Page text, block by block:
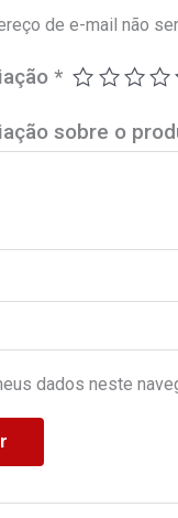
de e-mail não
*
sobre o
dados neste